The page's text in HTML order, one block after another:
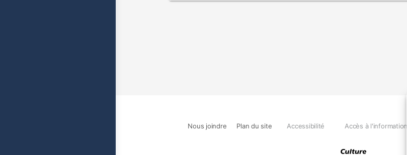
Nous joindre Plan du site Accessibilité Accès à l'information